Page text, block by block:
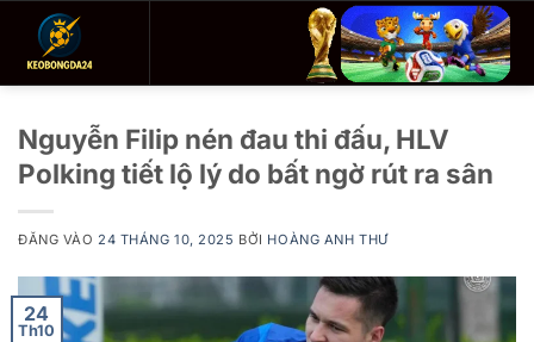
Nguyễn Filip nén đau thi đấu, HLV
Polking tiết lộ lý do bất ngờ rút ra sân
ĐĂNG VÀO24 THÁNG 10, 2025 BỞI HOÀNG ANH THƯ
24
Th10